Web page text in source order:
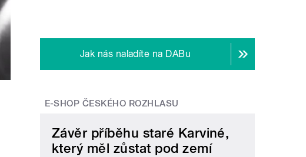
Jak nás naladíte na DABu
E-SHOP ČESKÉHO ROZHLASU
Závěr příběhu staré Karviné,
který měl zůstat pod zemí